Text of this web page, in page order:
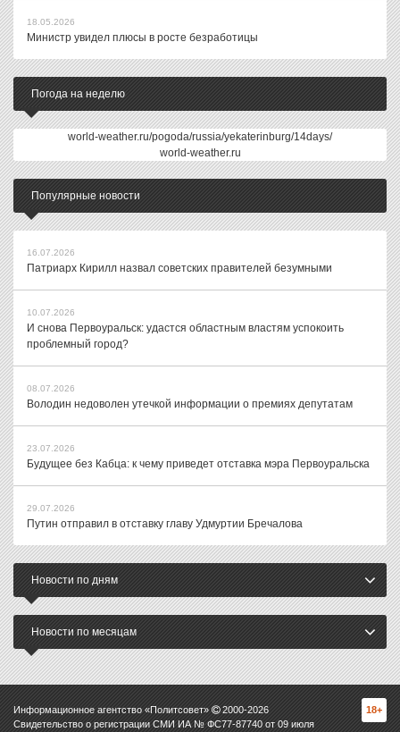
18.05.2026
Министр увидел плюсы в росте безработицы
Погода на неделю
world-weather.ru/pogoda/russia/yekaterinburg/14days/
world-weather.ru
Популярные новости
16.07.2026
Патриарх Кирилл назвал советских правителей безумными
10.07.2026
И снова Первоуральск: удастся областным властям успокоить
проблемный город?
08.07.2026
Володин недоволен утечкой информации о премиях депутатам
23.07.2026
Будущее без Кабца: к чему приведет отставка мэра Первоуральска
29.07.2026
Путин отправил в отставку главу Удмуртии Бречалова
Новости по дням
Новости по месяцам
Информационное агентство «Политсовет» 2000-2026
Свидетельство о регистрации СМИ ИА № ФС77-87740 от 09 июля
18+